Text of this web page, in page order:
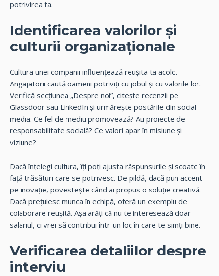
potrivirea ta.
Identificarea valorilor și
culturii organizaționale
Cultura unei companii influențează reușita ta acolo.
Angajatorii caută oameni potriviți cu jobul și cu valorile lor.
Verifică secțiunea „Despre noi”, citește recenzii pe
Glassdoor sau LinkedIn și urmărește postările din social
media. Ce fel de mediu promovează? Au proiecte de
responsabilitate socială? Ce valori apar în misiune și
viziune?
Dacă înțelegi cultura, îți poți ajusta răspunsurile și scoate în
față trăsături care se potrivesc. De pildă, dacă pun accent
pe inovație, povestește când ai propus o soluție creativă.
Dacă prețuiesc munca în echipă, oferă un exemplu de
colaborare reușită. Așa arăți că nu te interesează doar
salariul, ci vrei să contribui într-un loc în care te simți bine.
Verificarea detaliilor despre
interviu